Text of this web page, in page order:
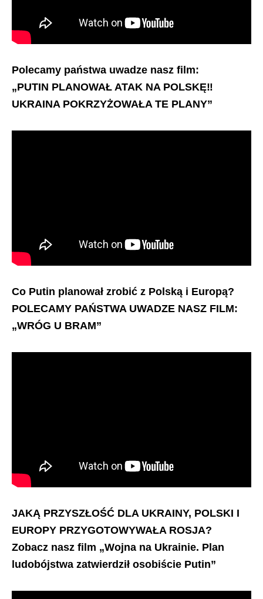
Polecamy państwa uwadze nasz film:
„PUTIN PLANOWAŁ ATAK NA POLSKĘ‼️
UKRAINA POKRZYŻOWAŁA TE PLANY”
Co Putin planował zrobić z Polską i Europą?
POLECAMY PAŃSTWA UWADZE NASZ FILM:
„WRÓG U BRAM”
JAKĄ PRZYSZŁOŚĆ DLA UKRAINY, POLSKI I
EUROPY PRZYGOTOWYWAŁA ROSJA?
Zobacz nasz film „Wojna na Ukrainie. Plan
ludobójstwa zatwierdził osobiście Putin”